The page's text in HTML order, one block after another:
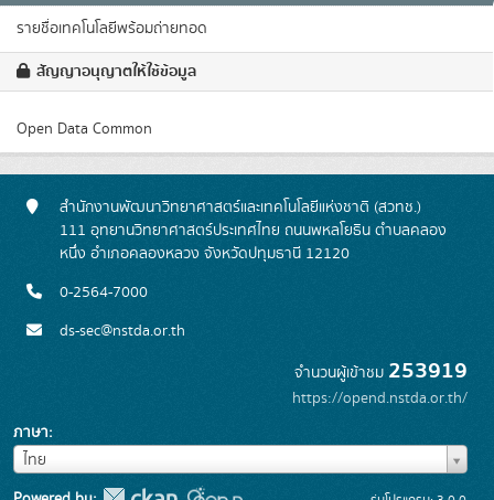
รายชื่อเทคโนโลยีพร้อมถ่ายทอด
สัญญาอนุญาตให้ใช้ข้อมูล
Open Data Common
สำนักงานพัฒนาวิทยาศาสตร์และเทคโนโลยีแห่งชาติ (สวทช.)
111 อุทยานวิทยาศาสตร์ประเทศไทย ถนนพหลโยธิน ตำบลคลอง
หนึ่ง อำเภอคลองหลวง จังหวัดปทุมธานี 12120
0-2564-7000
ds-sec@nstda.or.th
จำนวนผู้เข้าชม 253919
https://opend.nstda.or.th/
ภาษา
ไทย
ภาษา